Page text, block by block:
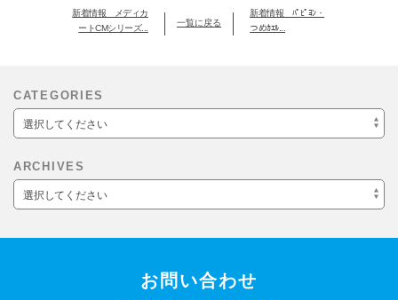
新着情報 メディカ
ートCMシリーズ...
一覧に戻る
新着情報 ﾊﾟﾋﾟﾖﾝ・
つめｶｴﾙ...
CATEGORIES
選択してください
ARCHIVES
選択してください
お問い合わせ